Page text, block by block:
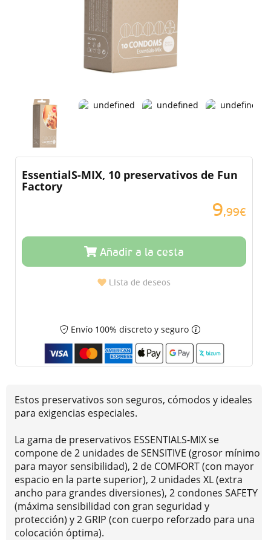
EssentialS-MIX, 10 preservativos de Fun
Factory
9,99€
Añadir a la cesta
Lista de deseos
Envío 100% discreto y seguro
Estos preservativos son seguros, cómodos y ideales
para exigencias especiales.
La gama de preservativos ESSENTIALS-MIX se
compone de 2 unidades de SENSITIVE (grosor mínimo
para mayor sensibilidad), 2 de COMFORT (con mayor
espacio en la parte superior), 2 unidades XL (extra
ancho para grandes diversiones), 2 condones SAFETY
(máxima sensibilidad con gran seguridad y
protección) y 2 GRIP (con cuerpo reforzado para una
colocación óptima).